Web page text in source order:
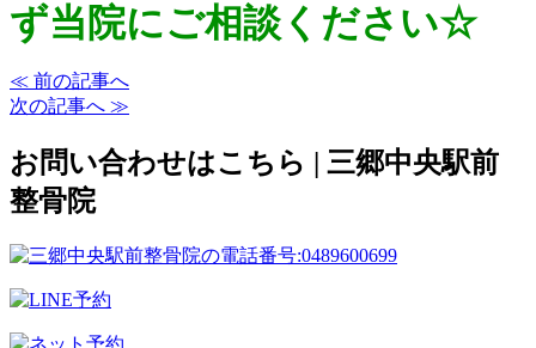
ず当院にご相談ください☆
≪ 前の記事へ
次の記事へ ≫
お問い合わせはこちら | 三郷中央駅前
整骨院